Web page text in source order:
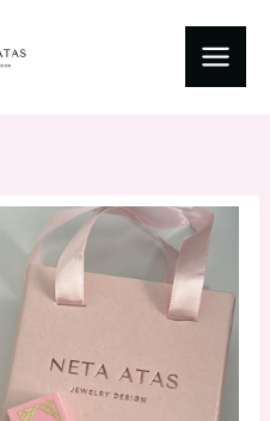
לתוכן
כמות
סיכה
לעגלה
דגם
לב